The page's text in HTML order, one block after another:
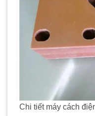
Chi tiết máy cách